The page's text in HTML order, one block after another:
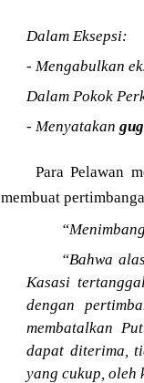
Dalam Eksepsi:
- Mengabulkan
Dalam Pokok
- Menyatakan
Para Pelawan
membuat
“Bahwa
Kasasi
dengan
membatalkan
dapat diterima,
yang cukup, oleh